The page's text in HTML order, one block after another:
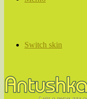
Switch skin